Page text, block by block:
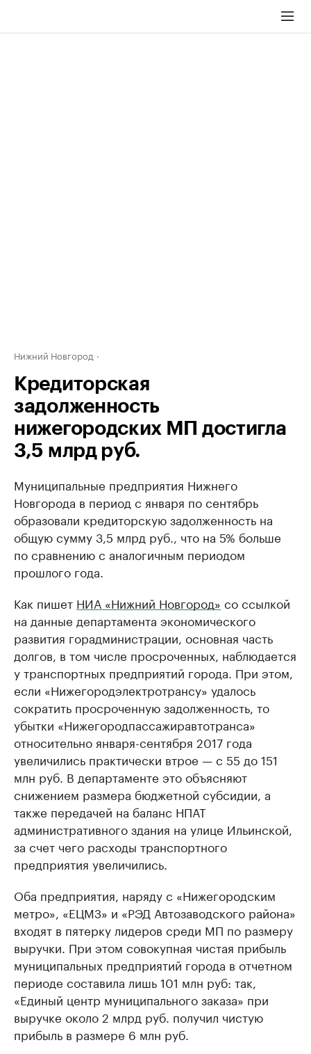
Нижний Новгород
Кредиторская
задолженность
нижегородских МП достигла
3,5 млрд руб.
Муниципальные предприятия Нижнего
Новгорода в период с января по сентябрь
образовали кредиторскую задолженность на
общую сумму 3,5 млрд руб., что на 5% больше
по сравнению с аналогичным периодом
прошлого года.
Как пишет НИА «Нижний Новгород» со ссылкой
на данные департамента экономического
развития горадминистрации, основная часть
долгов, в том числе просроченных, наблюдается
у транспортных предприятий города. При этом,
если «Нижегородэлектротрансу» удалось
сократить просроченную задолженность, то
убытки «Нижегородпассажиравтотранса»
относительно января-сентября 2017 года
увеличились практически втрое — с 55 до 151
млн руб. В департаменте это объясняют
снижением размера бюджетной субсидии, а
также передачей на баланс НПАТ
административного здания на улице Ильинской,
за счет чего расходы транспортного
предприятия увеличились.
Оба предприятия, наряду с «Нижегородским
метро», «ЕЦМЗ» и «РЭД Автозаводского района»
входят в пятерку лидеров среди МП по размеру
выручки. При этом совокупная чистая прибыль
муниципальных предприятий города в отчетном
периоде составила лишь 101 млн руб: так,
«Единый центр муниципального заказа» при
выручке около 2 млрд руб. получил чистую
прибыль в размере 6 млн руб.